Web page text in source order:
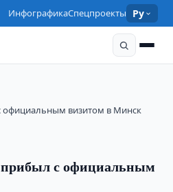
ИнфографикаСпецпроекты Ру
визитом в Минск
с официальным